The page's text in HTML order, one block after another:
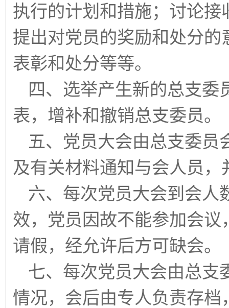
执行的计划和措施；讨论
提出对党员的奖励和处分
表彰和处分等等。
四、选举产生新的总支委
表，增补和撤销总支委员。
五、党员大会由总支委员
及有关材料通知与会人员
六、每次党员大会到会人
效，党员因故不能参加会
请假，经允许后方可缺会。
七、每次党员大会由总支
情况，会后由专人负责存